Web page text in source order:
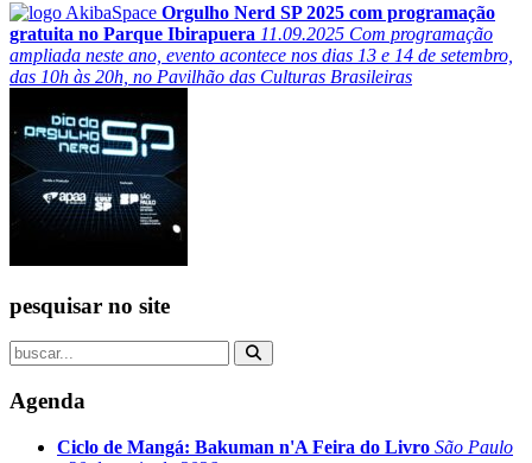
Orgulho Nerd SP 2025 com programação
gratuita no Parque Ibirapuera 11.09.2025 Com programação
ampliada neste ano, evento acontece nos dias 13 e 14 de setembro,
das 10h às 20h, no Pavilhão das Culturas Brasileiras
pesquisar no site
Agenda
Ciclo de Mangá: Bakuman n'A Feira do Livro São Paulo